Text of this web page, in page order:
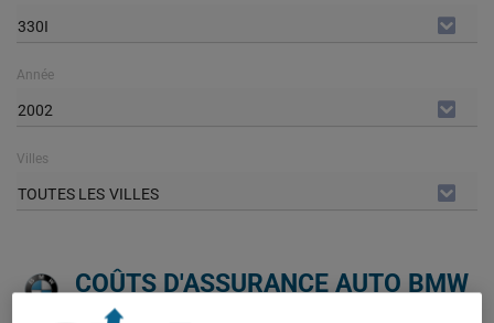
330I
Année
2002
Villes
TOUTES LES VILLES
COÛTS D'ASSURANCE AUTO BMW
330I 2002 DEPUIS 2024.